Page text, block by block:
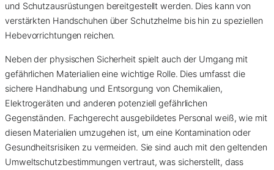
und Schutzausrüstungen bereitgestellt werden. Dies kann von
verstärkten Handschuhen über Schutzhelme bis hin zu speziellen
Hebevorrichtungen reichen.
Neben der physischen Sicherheit spielt auch der Umgang mit
gefährlichen Materialien eine wichtige Rolle. Dies umfasst die
sichere Handhabung und Entsorgung von Chemikalien,
Elektrogeräten und anderen potenziell gefährlichen
Gegenständen. Fachgerecht ausgebildetes Personal weiß, wie mit
diesen Materialien umzugehen ist, um eine Kontamination oder
Gesundheitsrisiken zu vermeiden. Sie sind auch mit den geltenden
Umweltschutzbestimmungen vertraut, was sicherstellt, dass